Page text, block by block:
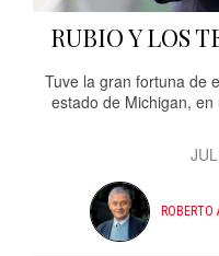
RUBIO Y LOS
Tuve la gran fortuna de
estado de Michigan,
ROBERTO